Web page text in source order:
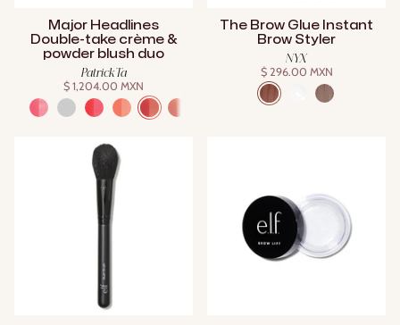
Major Headlines
Double-take crème &
powder blush duo
Patrick Ta
$ 1,204.00 MXN
The Brow Glue Instant
Brow Styler
NYX
$ 296.00 MXN